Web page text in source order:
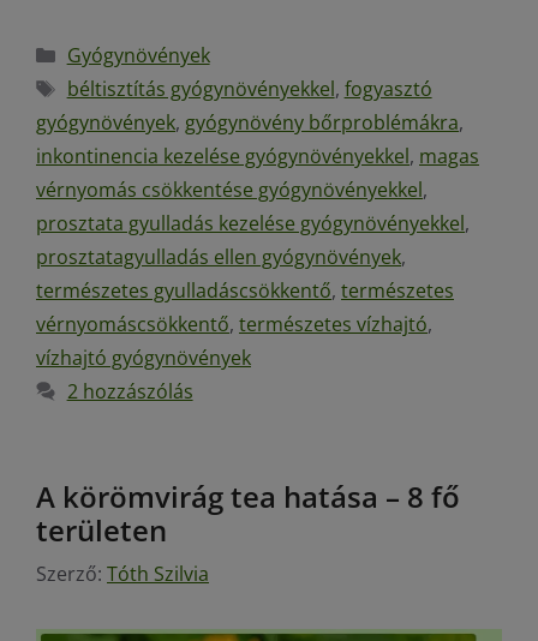
Gyógynövények
béltisztítás gyógynövényekkel, fogyasztó
gyógynövények, gyógynövény bőrproblémákra,
inkontinencia kezelése gyógynövényekkel, magas
vérnyomás csökkentése gyógynövényekkel,
prosztata gyulladás kezelése gyógynövényekkel,
prosztatagyulladás ellen gyógynövények,
természetes gyulladáscsökkentő, természetes
vérnyomáscsökkentő, természetes vízhajtó,
vízhajtó gyógynövények
2 hozzászólás
A körömvirág tea hatása – 8 fő
területen
Szerző: Tóth Szilvia